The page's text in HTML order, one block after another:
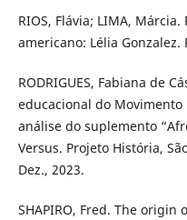
RIOS, Flávia; LIMA,
americano: Lélia Gonzalez.
RODRIGUES, Fabiana de
educacional do
análise do suplemento
Versus. Projeto História,
Dez., 2023.
SHAPIRO, Fred. The origin